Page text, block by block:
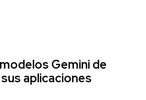
Gemini de
aplicaciones